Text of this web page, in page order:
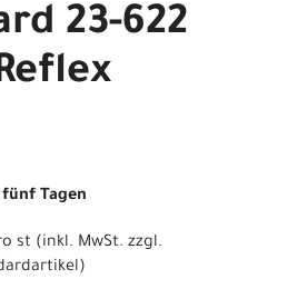
23-622
Tagen
st (inkl. MwSt. zzgl.
)